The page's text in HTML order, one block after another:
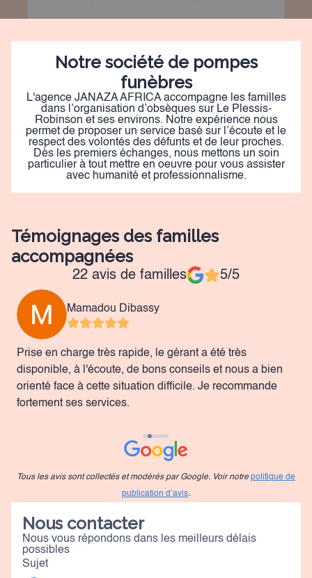
Notre société de pompes
funèbres
L'agence JANAZA AFRICA accompagne les familles
dans l’organisation d’obsèques sur Le Plessis-
Robinson et ses environs. Notre expérience nous
permet de proposer un service basé sur l’écoute et le
respect des volontés des défunts et de leur proches.
Dès les premiers échanges, nous mettons un soin
particulier à tout mettre en oeuvre pour vous assister
avec humanité et professionnalisme.
Témoignages des familles
accompagnées
22 avis de familles 5/5
Mamadou Dibassy
Prise en charge très rapide, le gérant a été très
disponible, à l'écoute, de bons conseils et nous a bien
orienté face à cette situation difficile. Je recommande
fortement ses services.
Tous les avis sont collectés et modérés par Google. Voir notre politique de
publication d’avis.
Nous contacter
Nous vous répondons dans les meilleurs délais
possibles
Sujet